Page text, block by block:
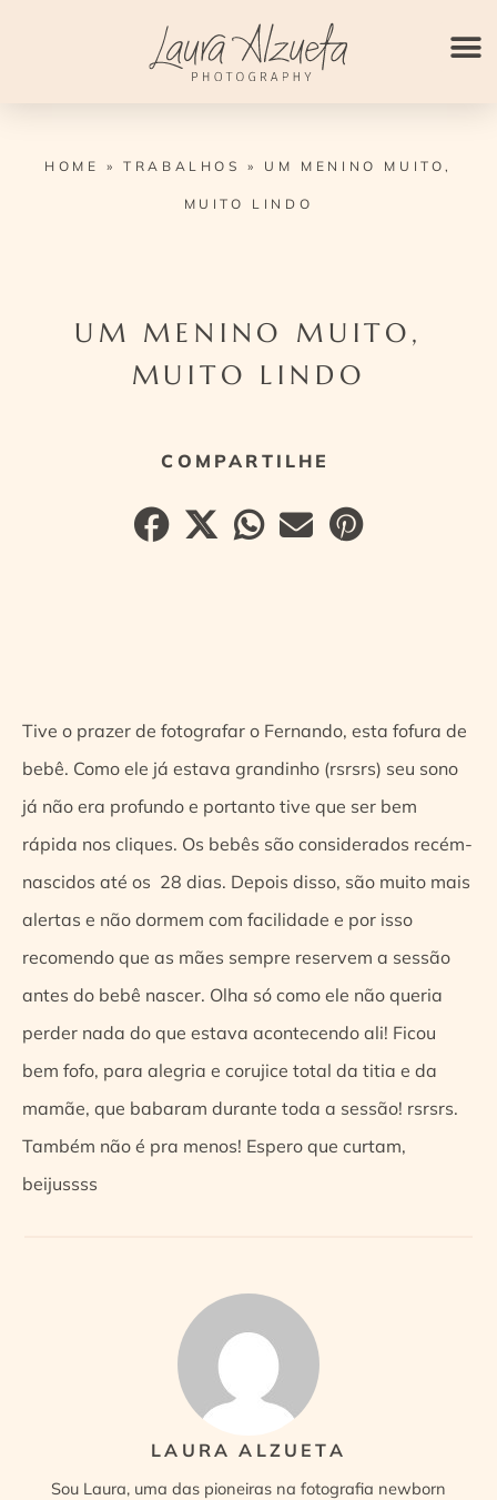
HOME »TRABALHOS » UM MENINO MUITO,
MUITO LINDO
UM MENINO MUITO,
MUITO LINDO
Tive o prazer de fotografar o Fernando, esta fofura de
bebê. Como ele já estava grandinho (rsrsrs) seu sono
já não era profundo e portanto tive que ser bem
rápida nos cliques. Os bebês são considerados recém-
nascidos até os 28 dias. Depois disso, são muito mais
alertas e não dormem com facilidade e por isso
recomendo que as mães sempre reservem a sessão
antes do bebê nascer. Olha só como ele não queria
perder nada do que estava acontecendo ali! Ficou
bem fofo, para alegria e corujice total da titia e da
mamãe, que babaram durante toda a sessão! rsrsrs.
Também não é pra menos! Espero que curtam,
beijussss
LAURA ALZUETA
Sou Laura, uma das pioneiras na fotografia newborn